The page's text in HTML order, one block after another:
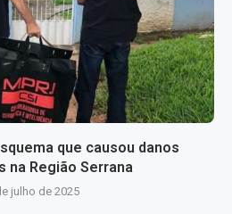
que causou danos
na Região Serrana
julho de 2025